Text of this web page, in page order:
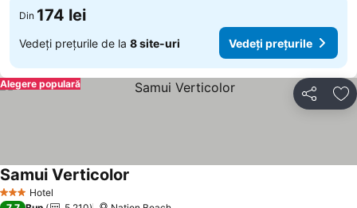
Din 174 lei
Vedeți prețurile de la 8 site-uri Vedeți prețurile
Distribuiți
Alegere populară
3 SteleHotel
Samui Verticolor